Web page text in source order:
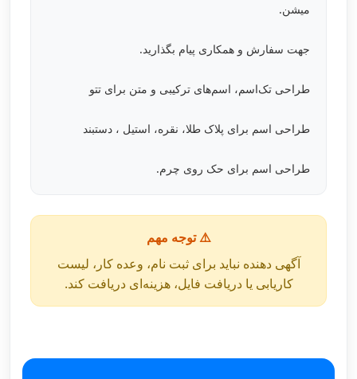
میشن.
جهت سفارش و همکاری پیام بگذارید.
طراحی تک‌اسم، اسم‌های ترکیبی و متن برای تتو
طراحی اسم برای پلاک طلا، نقره، استیل ، دستبند
طراحی اسم برای حک روی چرم.
⚠️ توجه مهم
آگهی دهنده نباید برای ثبت نام، وعده کار، لیست
کاریابی یا دریافت فایل، هزینه‌ای دریافت کند.